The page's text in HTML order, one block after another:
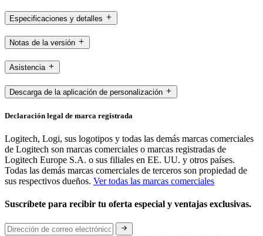
Especificaciones y detalles
Notas de la versión
Asistencia
Descarga de la aplicación de personalización
Declaración legal de marca registrada
Logitech, Logi, sus logotipos y todas las demás marcas comerciales
de Logitech son marcas comerciales o marcas registradas de
Logitech Europe S.A. o sus filiales en EE. UU. y otros países.
Todas las demás marcas comerciales de terceros son propiedad de
sus respectivos dueños. Ver todas las marcas comerciales
Suscríbete para recibir tu oferta especial y ventajas exclusivas.